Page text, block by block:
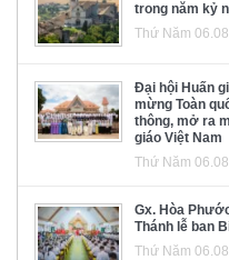
trong năm kỷ
Thứ Năm
Đại hội Huấn
mừng Toàn
thông, mở ra
giáo Việt Nam
Thứ Năm
Gx. Hòa
Thánh lễ ban
Thứ Năm